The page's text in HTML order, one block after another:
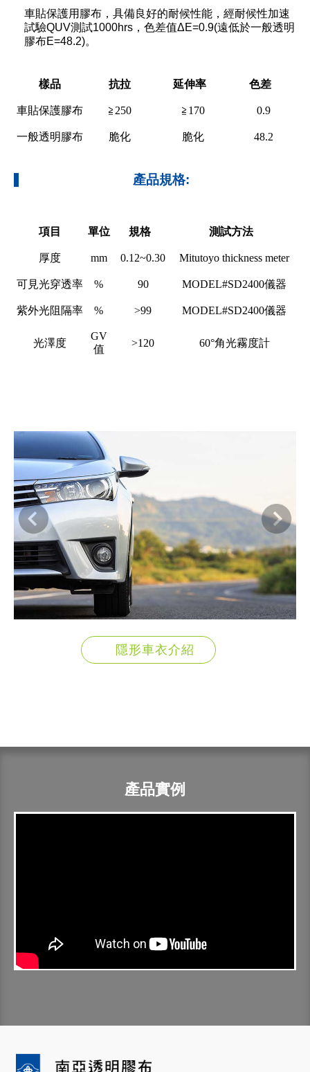
車貼保護用膠布，具備良好的耐候性能，經耐候性加速
試驗QUV測試1000hrs，色差值ΔE=0.9(遠低於一般透明
膠布E=48.2)。
樣品 抗拉 延伸率 色差
車貼保護膠布 ≧250 ≧170 0.9
一般透明膠布 脆化 脆化 48.2
產品規格:
項目 單位 規格 測試方法
厚度 mm 0.12~0.30 Mitutoyo thickness meter
可見光穿透率 % 90 MODEL#SD2400儀器
紫外光阻隔率 % >99 MODEL#SD2400儀器
光澤度
GV
值
>120 60°角光霧度計
隱形車衣介紹
產品實例